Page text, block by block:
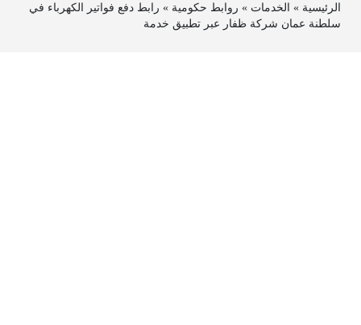
الرئيسية » الخدمات » روابط حكومية » رابط دفع فواتير الكهرباء في
سلطنة عمان شركة ظفار عبر تطبيق خدمة